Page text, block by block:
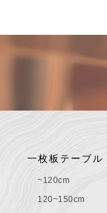
一枚板テーブル
~120cm
120~150cm